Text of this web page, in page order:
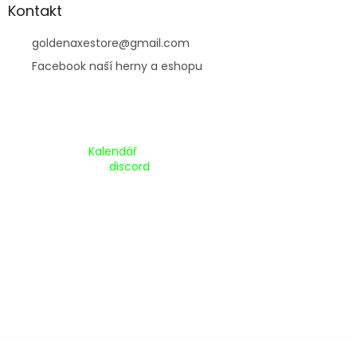
Kontakt
goldenaxestore@gmail.com
Facebook naší herny a eshopu
Kalendář
discord